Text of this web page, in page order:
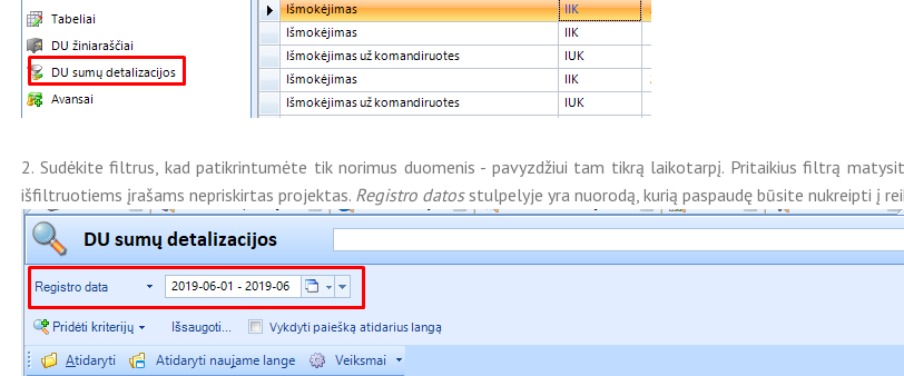
2. Sudėkite filtrus, kad patikrintumėte tik norimus duomenis - pavyzdžiui tam tikrą laikotarpį. Pritaikius filtrą
išfiltruotiems įrašams nepriskirtas projektas. Registro datosstulpelyje yra nuorodą, kurią paspaudę būsite nukreipti į